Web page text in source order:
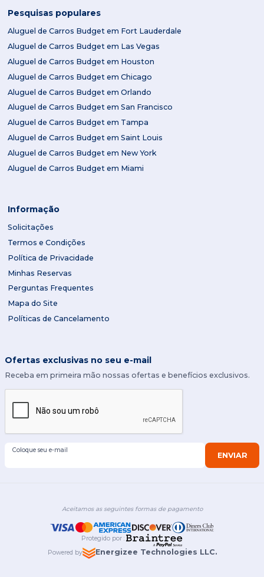
Pesquisas populares
Aluguel de Carros Budget em Fort Lauderdale
Aluguel de Carros Budget em Las Vegas
Aluguel de Carros Budget em Houston
Aluguel de Carros Budget em Chicago
Aluguel de Carros Budget em Orlando
Aluguel de Carros Budget em San Francisco
Aluguel de Carros Budget em Tampa
Aluguel de Carros Budget em Saint Louis
Aluguel de Carros Budget em New York
Aluguel de Carros Budget em Miami
Informação
Solicitações
Termos e Condições
Política de Privacidade
Minhas Reservas
Perguntas Frequentes
Mapa do Site
Políticas de Cancelamento
Ofertas exclusivas no seu e-mail
Receba em primeira mão nossas ofertas e benefícios exclusivos.
Coloque seu e-mail
ENVIAR
Aceitamos as seguintes formas de pagamento
Protegido por :
Powered by
Energizee Technologies LLC.